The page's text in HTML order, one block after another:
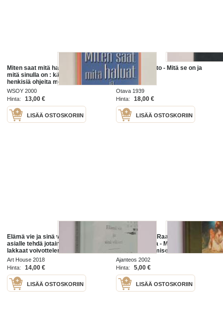
Miten saat mitä haluat ja haluat sitä
mitä sinulla on : käytännöllisiä ja
henkisiä ohjeita menestykseen
WSOY 2000
Hinta:
13,00 €
LISÄÄ OSTOSKORIIN
Inhimillinen tieto - Mitä se on ja
mitä se ei ole
Otava 1939
Hinta:
18,00 €
LISÄÄ OSTOSKORIIN
Elämä vie ja sinä vikiset (pitäisikö
asialle tehdä jotain?), eli, Kuinka
lakkaat voivottelemasta sitä mitä
pitäisi tehdä, jotta voit tehdä
loppuun sen mitä täytyy...
Art House 2018
Hinta:
14,00 €
LISÄÄ OSTOSKORIIN
Rukous : mitä Raamattu sanoo
rukoilemisesta - Mitä Raamattu
sanoo rukoilemisesta
Ajanteos 2002
Hinta:
5,00 €
LISÄÄ OSTOSKORIIN